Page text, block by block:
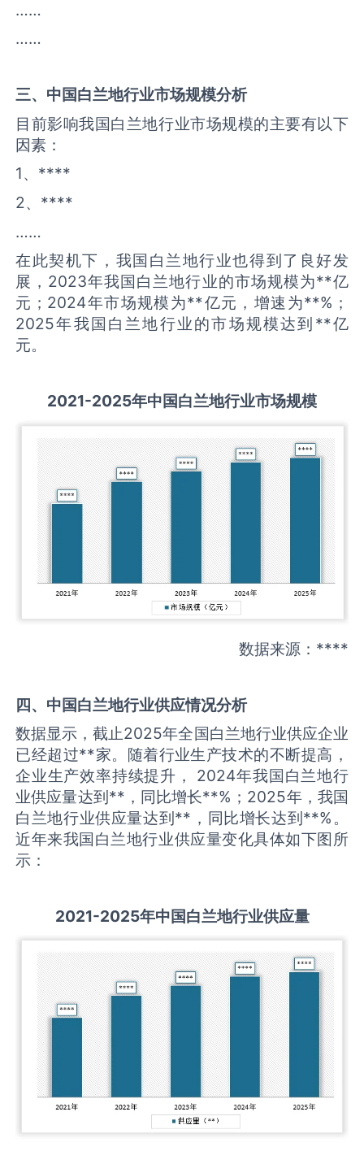
……
……
三、中国白兰地行业市场规模分析
目前影响我国白兰地行业市场规模的主要有以下
因素：
1、****
2、****
……
在此契机下，我国白兰地行业也得到了良好发
展，2023年我国白兰地行业的市场规模为**亿
元；2024年市场规模为**亿元，增速为**%；
2025年我国白兰地行业的市场规模达到**亿
元。
2021-2025年中国白兰地行业市场规模
数据来源：****
四、中国白兰地行业供应情况分析
数据显示，截止2025年全国白兰地行业供应企业
已经超过**家。随着行业生产技术的不断提高，
企业生产效率持续提升， 2024年我国白兰地行
业供应量达到**，同比增长**%；2025年，我国
白兰地行业供应量达到**，同比增长达到**%。
近年来我国白兰地行业供应量变化具体如下图所
示：
2021-2025年中国白兰地行业供应量